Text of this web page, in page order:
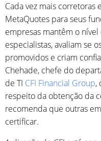
Cada vez mais
MetaQuotes para seus
empresas mantêm o
especialistas, avaliam se
promovidos e criam
Chehade, chefe do
de TI CFI Financial Group,
respeito da obtenção da
recomenda que outras
certificar.